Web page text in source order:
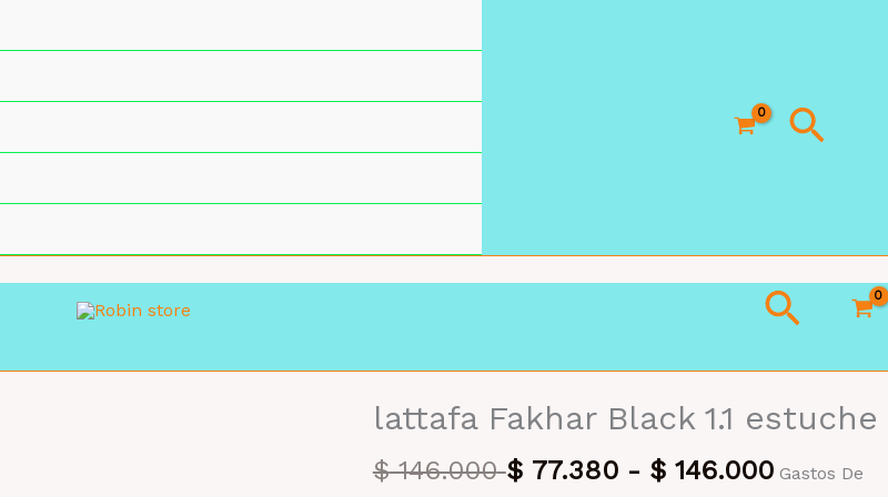
lattafa Fakhar Black 1.1 estuche
$146.000 $77.380- $146.000 Gastos De